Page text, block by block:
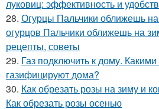
луковиц: эффективность и
28. Огурцы Пальчики оближешь
огурцов Пальчики оближешь на
рецепты, советы
29. Газ подключить к дому.
газифицируют дома?
30. Как обрезать розы на зиму и
Как обрезать розы осенью